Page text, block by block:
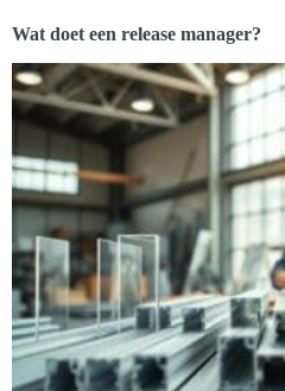
Wat doet een release manager?